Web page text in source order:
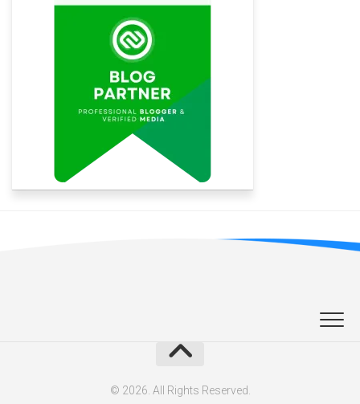
© 2026. All Rights Reserved.